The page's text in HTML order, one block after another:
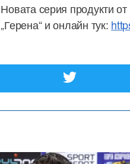
Новата серия продукти
„Герена“ и онлайн тук: